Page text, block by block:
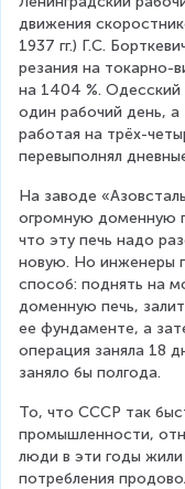
движения
1937 гг.) Г.С.
резания на токарно-
на 1404 %.
один рабочий день, а
работая на трёх-
перевыполнял
На заводе
огромную доменную
что эту печь надо
новую. Но инженеры
способ: поднять на
доменную печь,
ее фундаменте, а
операция заняла 18
заняло бы полгода.
То, что СССР так
промышленности,
люди в эти годы
потребления